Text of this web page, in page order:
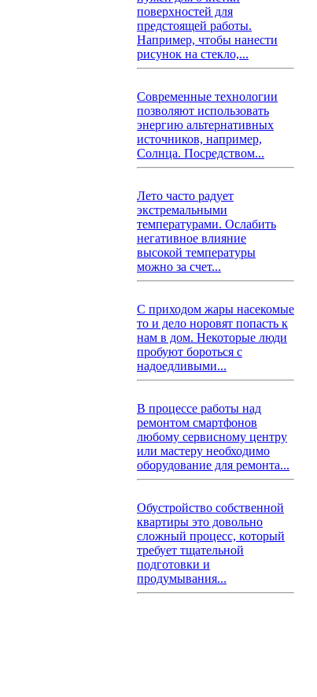
поверхностей для
предстоящей работы.
Например, чтобы нанести
рисунок на стекло,...
Современные технологии
позволяют использовать
энергию альтернативных
источников, например,
Солнца. Посредством...
Лето часто радует
экстремальными
температурами. Ослабить
негативное влияние
высокой температуры
можно за счет...
С приходом жары насекомые
то и дело норовят попасть к
нам в дом. Некоторые люди
пробуют бороться с
надоедливыми...
В процессе работы над
ремонтом смартфонов
любому сервисному центру
или мастеру необходимо
оборудование для ремонта...
Обустройство собственной
квартиры это довольно
сложный процесс, который
требует тщательной
подготовки и
продумывания...